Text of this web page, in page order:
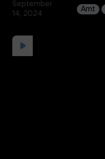
September
14, 2024
Amt